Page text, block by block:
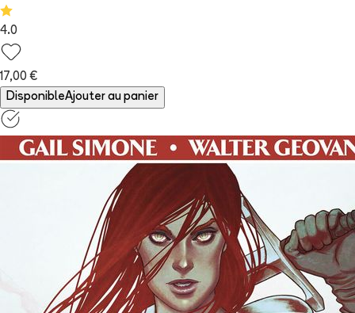
4.0
17,00 €
DisponibleAjouter au panier